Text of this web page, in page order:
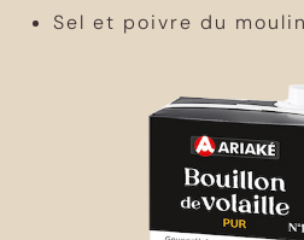
Sel et poivre du moulin